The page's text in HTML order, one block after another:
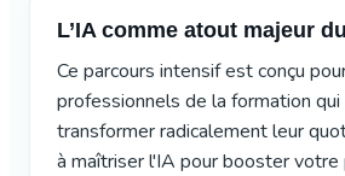
L’IA comme atout majeur
Ce parcours intensif est conçu
professionnels de la formation
transformer radicalement leur
à maîtriser l'IA pour booster votre